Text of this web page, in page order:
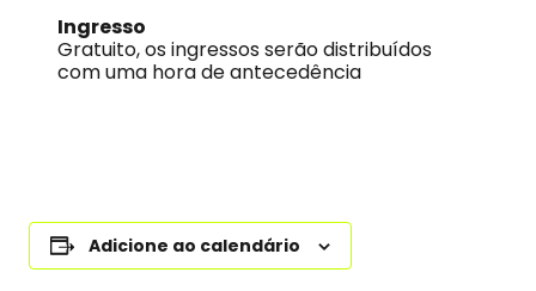
Ingresso
Gratuito, os ingressos serão distribuídos
com uma hora de antecedência
Adicione ao calendário